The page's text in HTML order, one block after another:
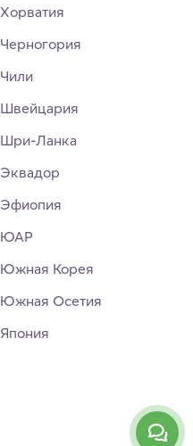
Хорватия
Черногория
Чили
Швейцария
Шри-Ланка
Эквадор
Эфиопия
ЮАР
Южная Корея
Южная Осетия
Япония